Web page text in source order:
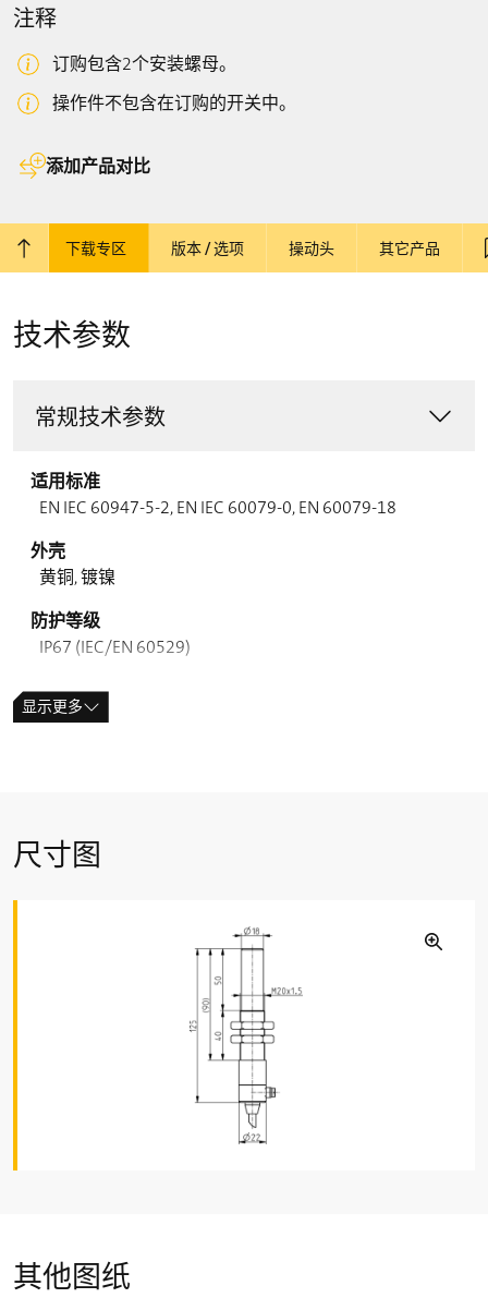
注释
订购包含2个安装螺母。
操作件不包含在订购的开关中。
添加产品对比
回到顶部
纸 下载专区 版本 / 选项 操动头 其它产品
技术参数
常规技术参数
适用标准
EN IEC 60947-5-2, EN IEC 60079-0, EN 60079-18
外壳
黄铜, 镀镍
防护等级
IP67 (IEC/EN 60529)
开关类型
簧片触点
预置线缆 ÖLFLEX HEAT 125
max. 30 W/VA
显示更多
尺寸图
其他图纸